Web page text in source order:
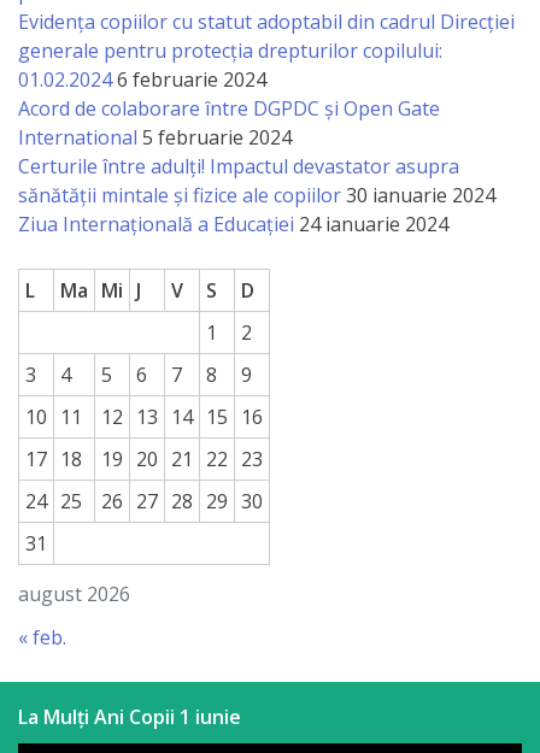
Evidența copiilor cu statut adoptabil din cadrul Direcției
generale pentru protecția drepturilor copilului:
01.02.20246 februarie 2024
Acord de colaborare între DGPDC și Open Gate
International 5 februarie 2024
Certurile între adulți! Impactul devastator asupra
sănătății mintale și fizice ale copiilor30 ianuarie 2024
Ziua Internațională a Educației 24 ianuarie 2024
august 2026
L Ma Mi J V S
D
1
2
3
4 5 6 7 8
9
10
11 12 13 14 15
16
17 18 19 20 21 22 23
24 25 26 27 28 29 30
31
« feb.
La Mulți Ani Copii 1 iunie